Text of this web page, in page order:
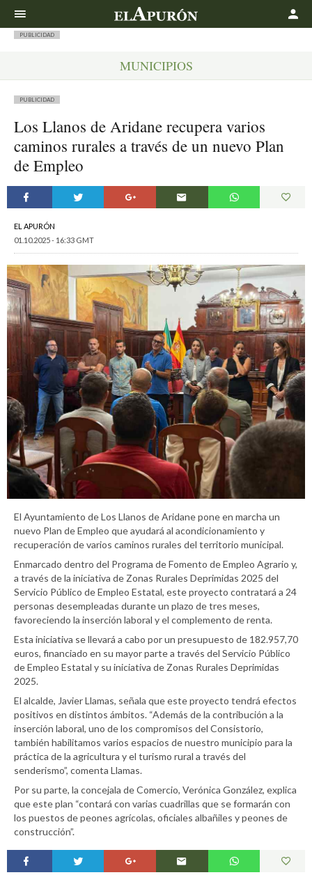
PUBLICIDAD
MUNICIPIOS
PUBLICIDAD
Los Llanos de Aridane recupera varios
caminos rurales a través de un nuevo Plan
de Empleo
EL APURÓN
01.10.2025 - 16:33 GMT
El Ayuntamiento de Los Llanos de Aridane pone en marcha un
nuevo Plan de Empleo que ayudará al acondicionamiento y
recuperación de varios caminos rurales del territorio municipal.
Enmarcado dentro del Programa de Fomento de Empleo Agrario y,
a través de la iniciativa de Zonas Rurales Deprimidas 2025 del
Servicio Público de Empleo Estatal, este proyecto contratará a 24
personas desempleadas durante un plazo de tres meses,
favoreciendo la inserción laboral y el complemento de renta.
Esta iniciativa se llevará a cabo por un presupuesto de 182.957,70
euros, financiado en su mayor parte a través del Servicio Público
de Empleo Estatal y su iniciativa de Zonas Rurales Deprimidas
2025.
El alcalde, Javier Llamas, señala que este proyecto tendrá efectos
positivos en distintos ámbitos. “Además de la contribución a la
inserción laboral, uno de los compromisos del Consistorio,
también habilitamos varios espacios de nuestro municipio para la
práctica de la agricultura y el turismo rural a través del
senderismo”, comenta Llamas.
Por su parte, la concejala de Comercio, Verónica González, explica
que este plan “contará con varias cuadrillas que se formarán con
los puestos de peones agrícolas, oficiales albañiles y peones de
construcción”.